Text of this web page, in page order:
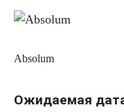
Absolum
Ожидаемая